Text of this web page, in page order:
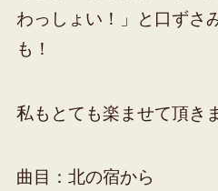
わっしょい！」と口ずさ
も！
私もとても楽ませて頂き
曲目：北の宿から